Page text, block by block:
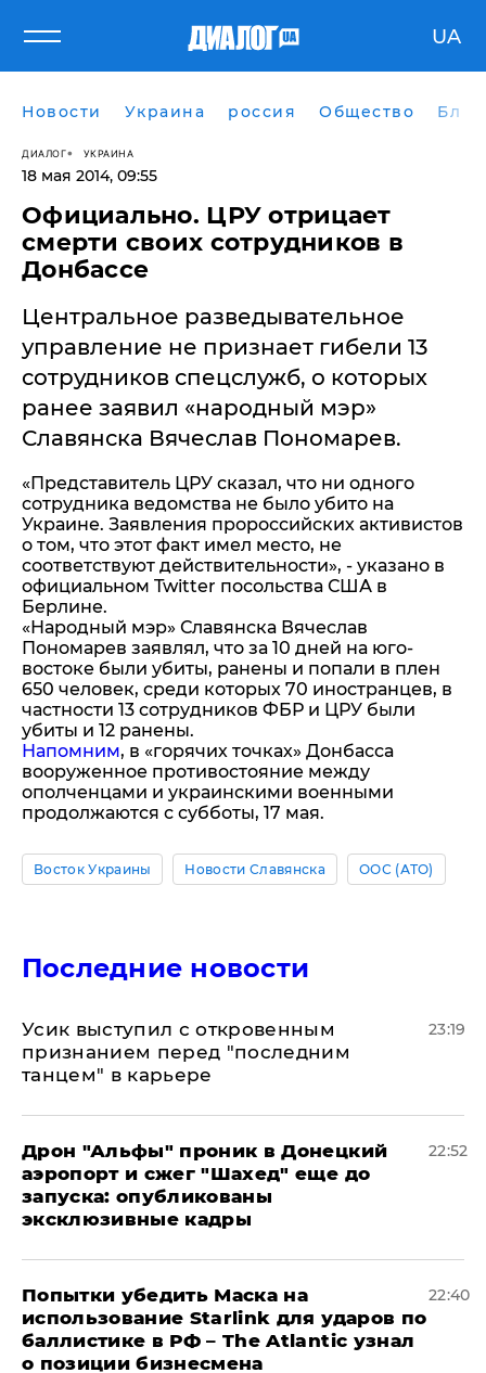
UA
Новости Украина россия Общество
ДИАЛОГ УКРАИНА
18 мая 2014, 09:55
Официально. ЦРУ отрицает
смерти своих сотрудников в
Донбассе
Центральное разведывательное
управление не признает гибели 13
сотрудников спецслужб, о которых
ранее заявил «народный мэр»
Славянска Вячеслав Пономарев.
«Представитель ЦРУ сказал, что ни одного
сотрудника ведомства не было убито на
Украине. Заявления пророссийских активистов
о том, что этот факт имел место, не
соответствуют действительности», - указано в
официальном Twitter посольства США в
Берлине.
«Народный мэр» Славянска Вячеслав
Пономарев заявлял, что за 10 дней на юго-
востоке были убиты, ранены и попали в плен
650 человек, среди которых 70 иностранцев, в
частности 13 сотрудников ФБР и ЦРУ были
убиты и 12 ранены.
Напомним, в «горячих точках» Донбасса
вооруженное противостояние между
ополченцами и украинскими военными
продолжаются с субботы, 17 мая.
Восток Украины Новости Славянска ООС (АТО)
Последние новости
Усик выступил с откровенным
признанием перед "последним
танцем" в карьере
23:19
Дрон "Альфы" проник в Донецкий
аэропорт и сжег "Шахед" еще до
запуска: опубликованы
эксклюзивные кадры
22:52
Попытки убедить Маска на
использование Starlink для ударов по
баллистике в РФ – The Atlantic узнал
о позиции бизнесмена
22:40